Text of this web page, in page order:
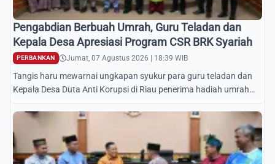
Pengabdian Berbuah Umrah, Guru Teladan dan
Kepala Desa Apresiasi Program CSR BRK Syariah
PERBANKAN Jumat, 07 Agustus 2026 | 18:39 WIB
Tangis haru mewarnai ungkapan syukur para guru teladan dan
Kepala Desa Duta Anti Korupsi di Riau penerima hadiah umrah